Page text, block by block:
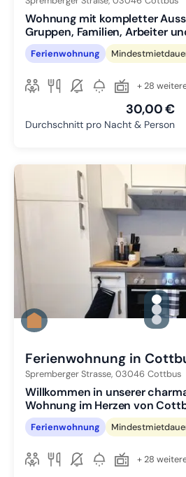
Wohnung mit kompletter
Gruppen, Familien, Arbeiter
Ferienwohnung
+ 28
30,00 €
Durchschnitt pro Nacht & Person
Zu
Zu
Zu
Ferienwohnung in
Spremberger Strasse, 03046 Cottbus
Willkommen in unserer
Wohnung im Herzen von
Ferienwohnung
+ 28